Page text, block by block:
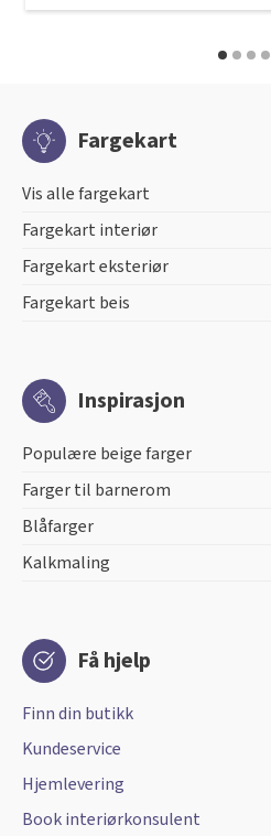
Fargekart
Vis alle fargekart
Fargekart interiør
Fargekart eksteriør
Fargekart beis
Inspirasjon
Populære beige farger
Farger til barnerom
Blåfarger
Kalkmaling
Få hjelp
Finn din butikk
Kundeservice
Hjemlevering
Book interiørkonsulent